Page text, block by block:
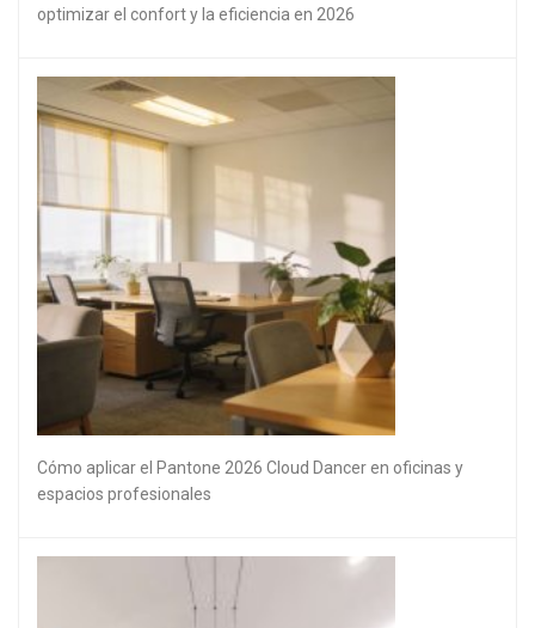
optimizar el confort y la eficiencia en 2026
Cómo aplicar el Pantone 2026 Cloud Dancer en oficinas y
espacios profesionales